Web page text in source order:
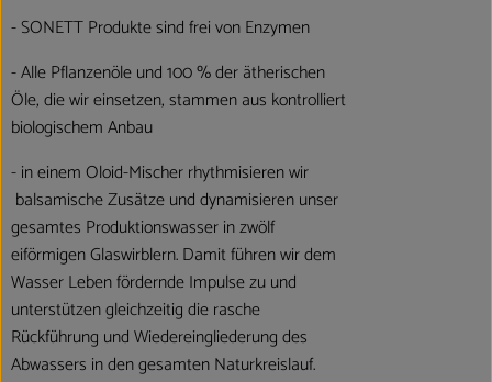
- SONETT Produkte sind frei von Enzymen
- Alle Pflanzenöle und 100 % der ätherischen
Öle, die wir einsetzen, stammen aus kontrolliert
biologischem Anbau
- in einem Oloid-Mischer rhythmisieren wir
balsamische Zusätze und dynamisieren unser
gesamtes Produktionswasser in zwölf
eiförmigen Glaswirblern. Damit führen wir dem
Wasser Leben fördernde Impulse zu und
unterstützen gleichzeitig die rasche
Rückführung und Wiedereingliederung des
Abwassers in den gesamten Naturkreislauf.